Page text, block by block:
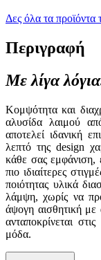
Δες όλα τα προϊόντα
Περιγραφή
Με λίγα
Κομψότητα και
αλυσίδα λαιμού
αποτελεί ιδανική
λεπτό της design
κάθε σας εμφάνιση,
πιο ιδιαίτερες
ποιότητας υλικά
λάμψη, χωρίς να
άψογη αισθητική με
ανταποκρίνεται
μόδα.